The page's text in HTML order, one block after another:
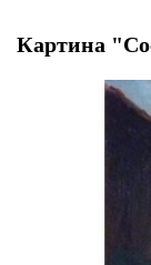
Картина